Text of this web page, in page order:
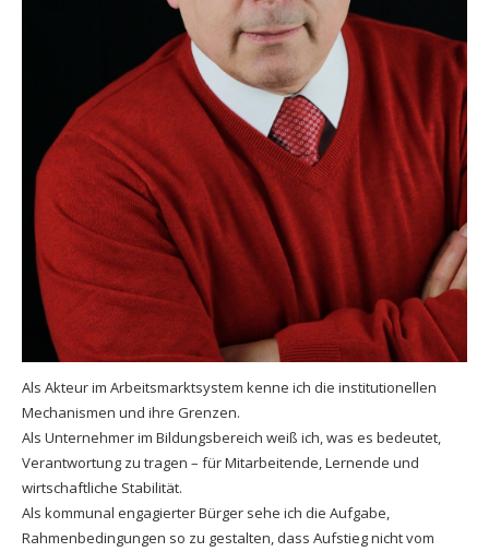
Als Akteur im Arbeitsmarktsystem kenne ich die institutionellen
Mechanismen und ihre Grenzen.
Als Unternehmer im Bildungsbereich weiß ich, was es bedeutet,
Verantwortung zu tragen – für Mitarbeitende, Lernende und
wirtschaftliche Stabilität.
Als kommunal engagierter Bürger sehe ich die Aufgabe,
Rahmenbedingungen so zu gestalten, dass Aufstieg nicht vom